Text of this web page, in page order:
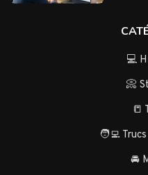
💻
📀
📒
🧑‍💻
🚘